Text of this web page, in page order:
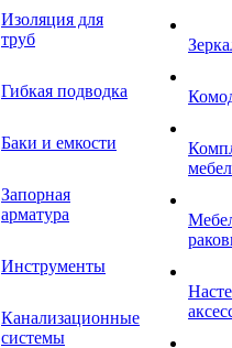
Изоляция для
труб
Гибкая подводка
Баки и емкости
Запорная
арматура
Инструменты
Канализационные
системы